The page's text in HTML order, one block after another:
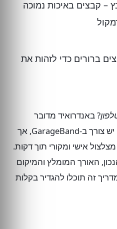
– קבצים באיכות נמוכה
ברורים כדי לזהות את
? באנדרואיד מדובר
בתהליך פשוט מאוד ובאייפון יש צורך ב-GarageBand, אך
אישי ומקורי תוך דקות.
האורך המומלץ והמיקום
זה תוכלו להגדיר בקלות